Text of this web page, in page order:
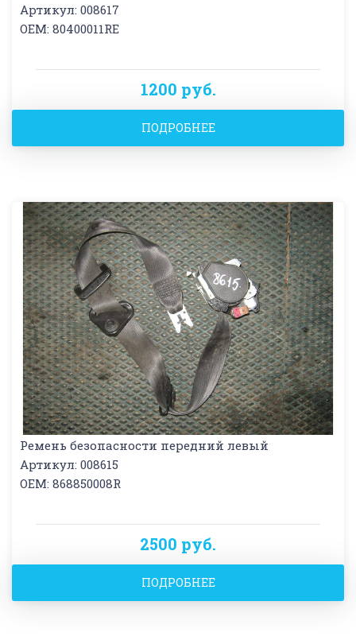
Артикул: 008617
OEM: 80400011RE
1200 руб.
ПОДРОБНЕЕ
Ремень безопасности передний левый
Артикул: 008615
OEM: 868850008R
2500 руб.
ПОДРОБНЕЕ